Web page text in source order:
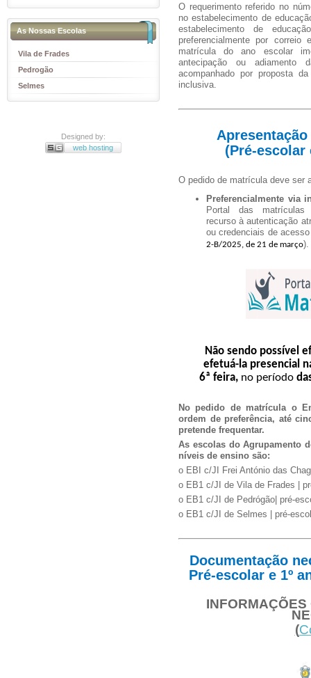
As Nossas Escolas
Vila de Frades
Pedrogão
Selmes
Designed by:
web hosting
O requerimento referido no
no estabelecimento de
estabelecimento de
preferencialmente por
matrícula do ano escolar
antecipação ou adiamento
acompanhado por proposta
inclusiva.
(Pré-escolar
O pedido de matrícula deve ser
Preferencialmente via
Portal das matrículas
recurso à autenticação
ou credenciais de
2-B/2025, de 21 de março).
Não sendo possível
efetuá-la presencial
6ª feira, no período
No pedido de matrícula o
ordem de preferência, até
pretende frequentar.
As escolas do Agrupamento
níveis de ensino são:
o EBI c/JI Frei António das
o EB1 c/JI de Vila de Frades |
o EB1 c/JI de Pedrógão| pré-
o EB1 c/JI de Selmes | pré-
Documentação
Pré-escolar e 1º
(